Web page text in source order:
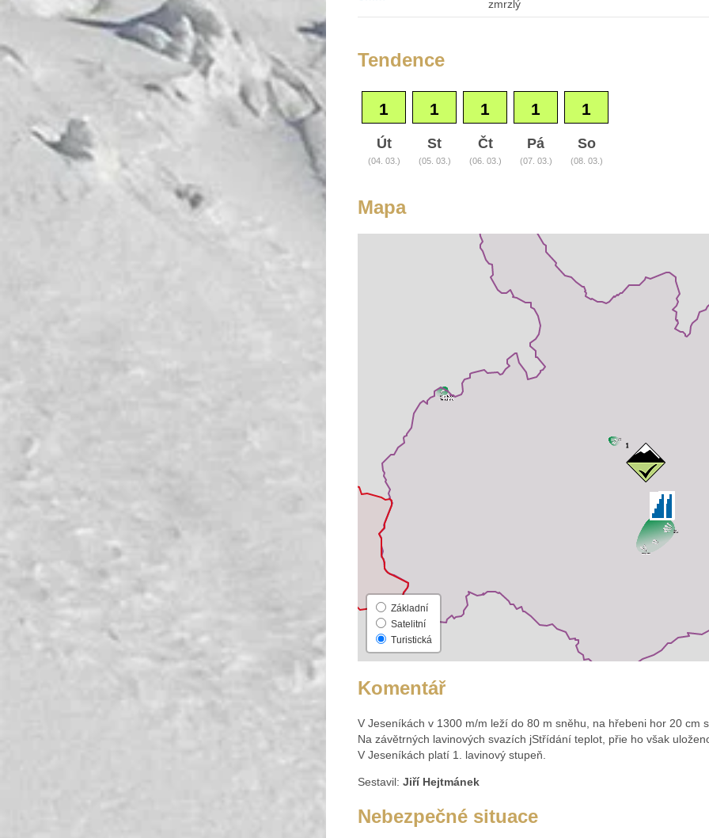
zmrzlý
Tendence
1 1 1 1 1
Út
(04. 03.)
St
(05. 03.)
Čt
(06. 03.)
Pá
(07. 03.)
So
(08. 03.)
Mapa
Základní
Satelitní
Turistická
Komentář
V Jeseníkách v 1300 m/m leží do 80 m sněhu, na hřebeni hor 20 cm
Na závětrných lavinových svazích jStřídání teplot, přie ho však
V Jeseníkách platí 1. lavinový stupeň.
Sestavil: Jiří Hejtmánek
Nebezpečné situace